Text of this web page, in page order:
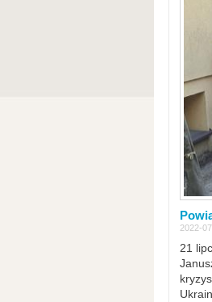
2022-
21